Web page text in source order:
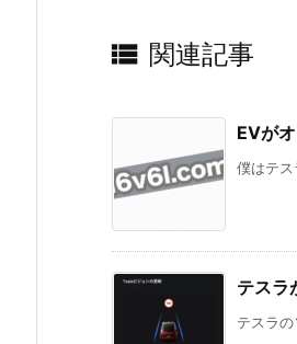
 関連記事
EVが
僕はテ
テスラ
テスラ